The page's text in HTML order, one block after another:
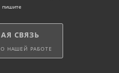
пишите
СВЯЗЬ
НАШЕЙ РАБОТЕ